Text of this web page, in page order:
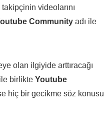
takipçinin videolarını
Community adı ile
olan ilgiyide arttıracağı
birlikte Youtube
hiç bir gecikme söz konusu